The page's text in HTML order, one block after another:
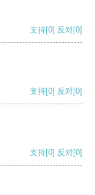
支持[0] 反对[0]
支持[0] 反对[0]
支持[0] 反对[0]